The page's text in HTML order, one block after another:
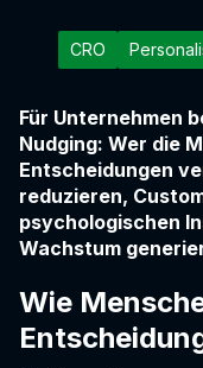
CRO
Für Unternehmen
Nudging: Wer die
Entscheidungen
reduzieren,
psychologischen
Wachstum
Wie